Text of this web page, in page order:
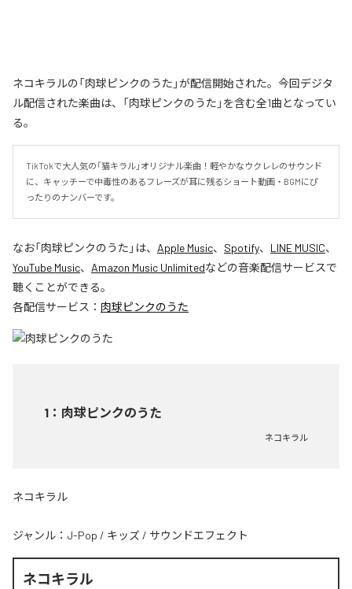
ネコキラルの「肉球ピンクのうた」が配信開始された。今回デジタ
ル配信された楽曲は、「肉球ピンクのうた」を含む全1曲となってい
る。
TikTokで大人気の「猫キラル」オリジナル楽曲！軽やかなウクレレのサウンド
に、キャッチーで中毒性のあるフレーズが耳に残るショート動画・BGMにぴ
ったりのナンバーです。
なお「肉球ピンクのうた 」は、 Apple Music、 Spotify、 LINE MUSIC、
YouTube Music、 Amazon Music Unlimitedなどの音楽配信サービスで
聴くことができる。
各配信サービス： 肉球ピンクのうた
1 ： 肉球ピンクのうた
ネコキラル
ネコキラル
ジャンル： J-Pop / キッズ / サウンドエフェクト
ネコキラル